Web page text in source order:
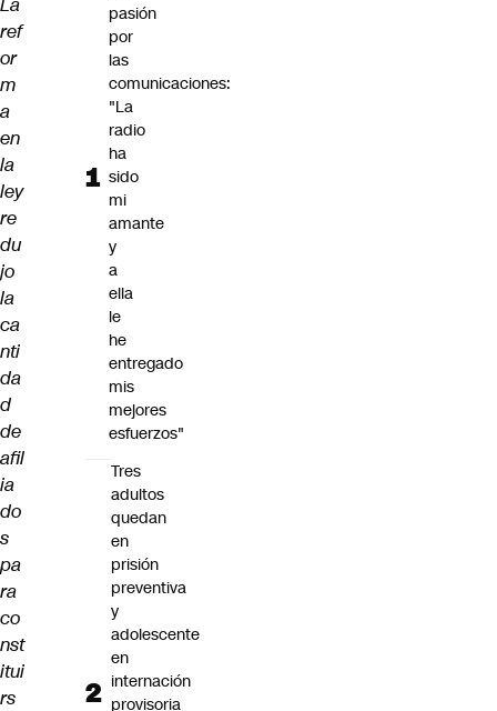
ref
or
m
a
en
la
ley
re
du
jo
la
ca
nti
da
d
de
afil
ia
do
s
pa
ra
co
nst
itui
rs
pasión
por
las
comunicaciones:
"La
radio
ha
sido
mi
amante
y
a
ella
le
he
entregado
mis
mejores
esfuerzos"
Tres
adultos
quedan
en
prisión
preventiva
y
adolescente
en
internación
provisoria